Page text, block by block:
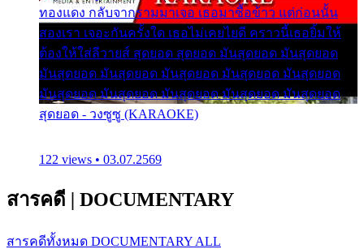
ทองแดง กลับจากรามมาเจอ เธอมาซื้อข้าว แต่ก่อนนั้น
สองเรา เจอะกันครั้งใด เธอไม่เคยไยดี คราวนี้เธอยิ้มให้
ต้องให้ใส่ลีวายส์ สุดยอด สุดยอด มันสุดยอด มันสุดยอด
มันสุดยอด มันสุดยอด มันสุดยอด มันสุดยอด มันสุดยอด
มันสุดยอด มันสุดยอด มันสุดยอด มันสุดยอด มันสุดยอด
สุดยอด - วงซูซู (KARAOKE)
122 views • 03.07.2569
สารคดี | DOCUMENTARY
สารคดีทั้งหมด DOCUMENTARY ALL